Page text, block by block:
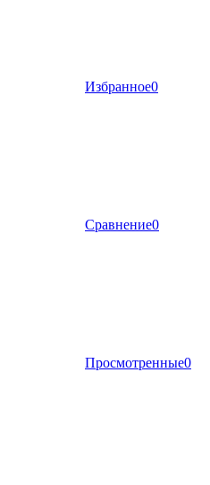
Избранное0
Сравнение0
Просмотренные0